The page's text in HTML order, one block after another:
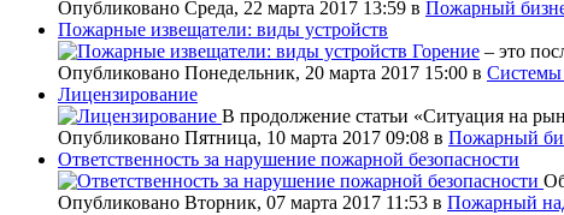
Опубликовано Среда, 22 марта 2017 13:59 в Пожарный
Пожарные извещатели: виды устройств
Горение – это
Опубликовано Понедельник, 20 марта 2017 15:00 в Системы
Лицензирование
В продолжение статьи «Ситуация на
Опубликовано Пятница, 10 марта 2017 09:08 в Пожарный
Ответственность за нарушение пожарной безопасности
Опубликовано Вторник, 07 марта 2017 11:53 в Пожарный